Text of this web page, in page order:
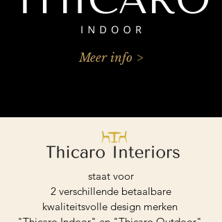
Meer info >
staat voor
2 verschillende betaalbare
kwaliteitsvolle design merken